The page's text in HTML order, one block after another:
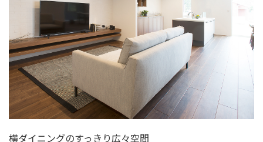
横ダイニングのすっきり広々空間